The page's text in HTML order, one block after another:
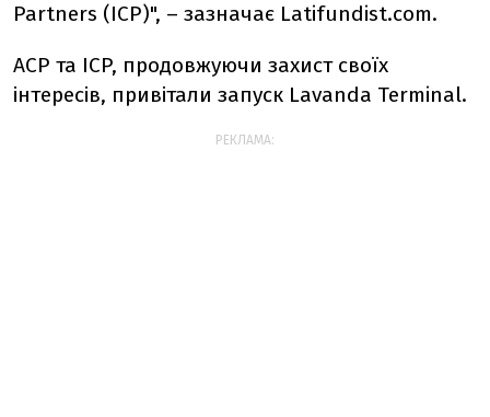
Partners (ICP)", – зазначає Latifundist.com.
ACP та ICP, продовжуючи захист своїх
інтересів, привітали запуск Lavanda Terminal.
РЕКЛАМА: